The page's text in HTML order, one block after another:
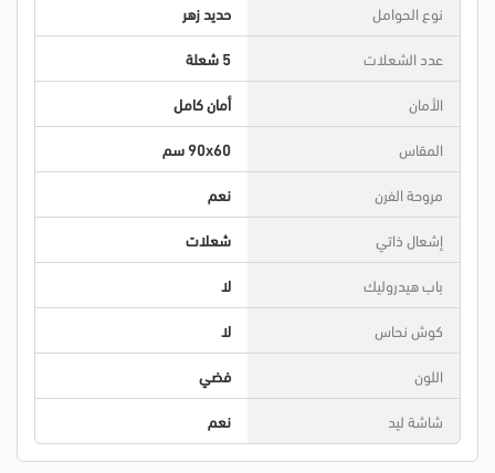
نوع الحوامل
حديد زهر
عدد الشعلات
5 شعلة
الأمان
أمان كامل
المقاس
90x60 سم
مروحة الفرن
نعم
إشعال ذاتي
شعلات
باب هيدروليك
لا
كوش نحاس
لا
اللون
فضي
شاشة ليد
نعم